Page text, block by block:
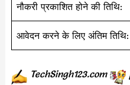
नौकरी प्रकाशित होने की तिथि:
आवेदन करने के लिए अंतिम तिथि:
TechSingh123.com